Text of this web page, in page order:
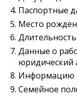
Паспортные
Место
Данные о
юридический
Информацию
Семейное